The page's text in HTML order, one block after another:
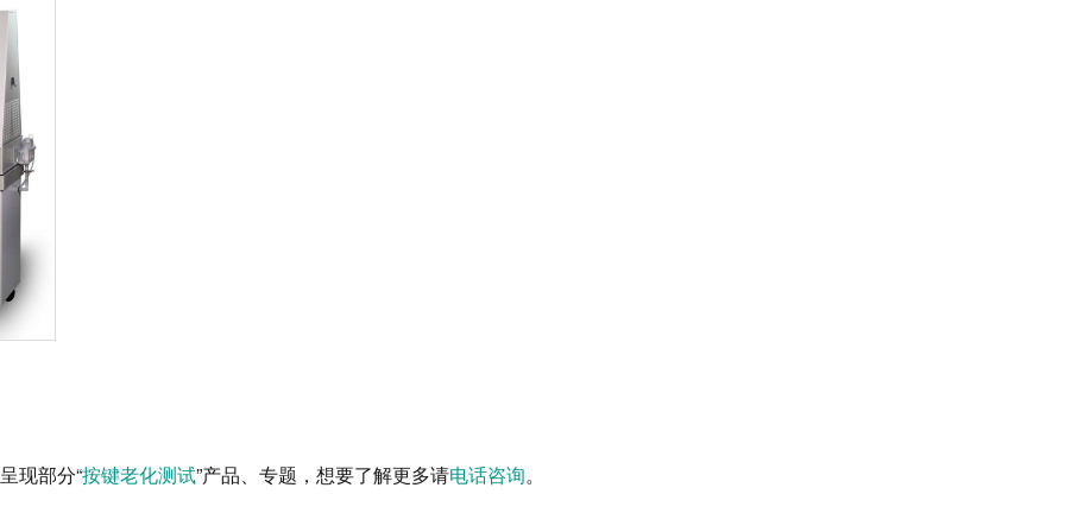
现部分“按键老化测试”产品、专题，想要了解更多请电话咨询。